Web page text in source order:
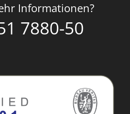
Informationen?
7880-50